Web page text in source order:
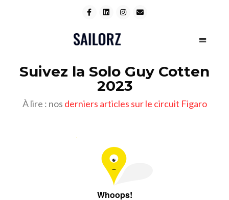
Suivez la Solo Guy Cotten
2023
À lire : nos derniers articles sur le circuit Figaro